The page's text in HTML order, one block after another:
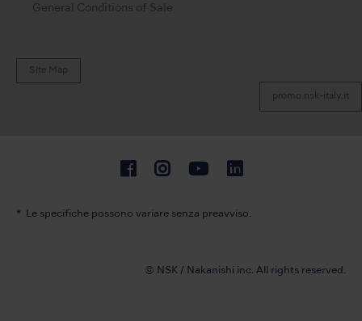
General Conditions of Sale
promo.nsk-italy.it
Site Map
Le specifiche possono variare senza preavviso.
© NSK / Nakanishi inc. All rights reserved.